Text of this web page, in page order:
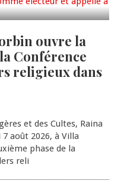
ouvre la
Conférence
religieux dans
et des Cultes, Raina
août 2026, à Villa
phase de la
reli